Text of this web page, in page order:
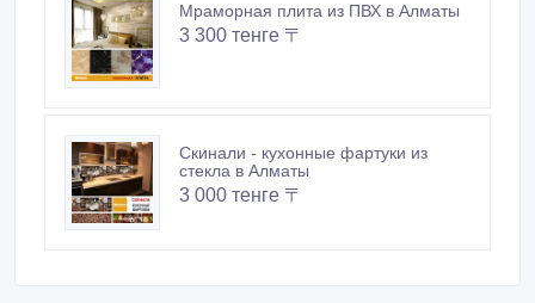
Мраморная плита из ПВХ в Алматы
3 300 тенге 〒
Скинали - кухонные фартуки из
стекла в Алматы
3 000 тенге 〒